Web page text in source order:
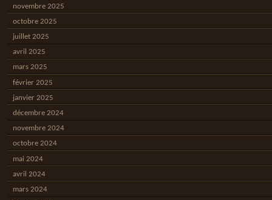
novembre 2025
octobre 2025
juillet 2025
avril 2025
mars 2025
février 2025
janvier 2025
décembre 2024
novembre 2024
octobre 2024
mai 2024
avril 2024
mars 2024